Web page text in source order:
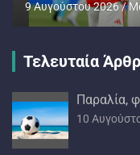
9 Αυγούστου 2026
Τελευταία
Παραλία,
10